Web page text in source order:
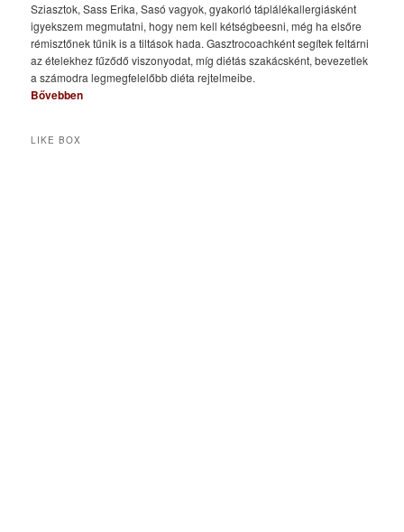
Sziasztok, Sass Erika, Sasó vagyok, gyakorló táplálékallergiásként
igyekszem megmutatni, hogy nem kell kétségbeesni, még ha elsőre
rémisztőnek tűnik is a tiltások hada. Gasztrocoachként segítek feltárni
az ételekhez fűződő viszonyodat, míg diétás szakácsként, bevezetlek
a számodra legmegfelelőbb diéta rejtelmeibe.
Bővebben
LIKE BOX